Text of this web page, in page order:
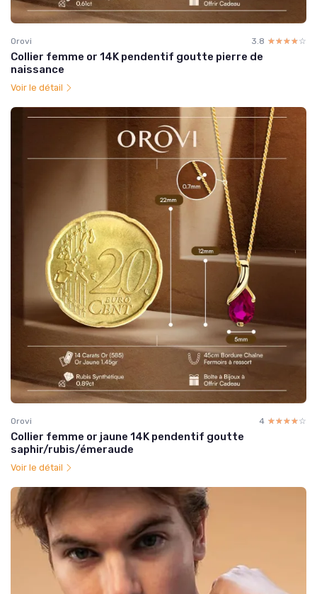
Orovi 3.8 ☆☆☆☆☆
★★★★★
Collier femme or 14K pendentif goutte pierre de
naissance
Voir le détail
Orovi 4 ☆☆☆☆☆
★★★★★
Collier femme or jaune 14K pendentif goutte
saphir/rubis/émeraude
Voir le détail